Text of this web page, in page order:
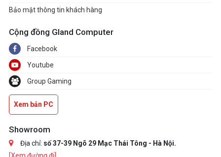
Bảo mật thông tin khách hàng
Cộng đồng Gland Computer
Facebook
Youtube
Group Gaming
Xem bản PC
Showroom
Địa chỉ: số 37-39 Ngõ 29 Mạc Thái Tông - Hà Nội.